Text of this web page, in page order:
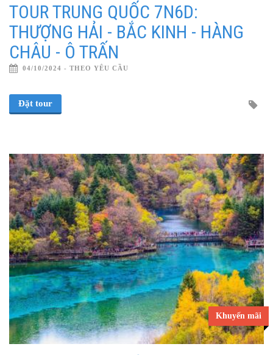
TOUR TRUNG QUỐC 7N6D:
THƯỢNG HẢI - BẮC KINH - HÀNG
CHÂU - Ô TRẤN
04/10/2024 - THEO YÊU CẦU
Đặt tour
Khuyến mãi